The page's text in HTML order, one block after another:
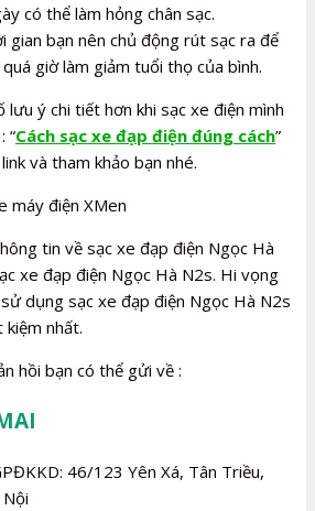
có thể làm hỏng chân sạc.
gian bạn nên chủ động rút sạc ra để
giờ làm giảm tuổi thọ của bình.
lưu ý chi tiết hơn khi sạc xe điện mình
“Cách sạc xe đạp điện đúng cách”
và tham khảo bạn nhé.
tin về sạc xe đạp điện Ngọc Hà
xe đạp điện Ngọc Hà N2s. Hi vọng
dụng sạc xe đạp điện Ngọc Hà N2s
nhất.
hồi bạn có thể gửi về :
46/123 Yên Xá, Tân Triều,